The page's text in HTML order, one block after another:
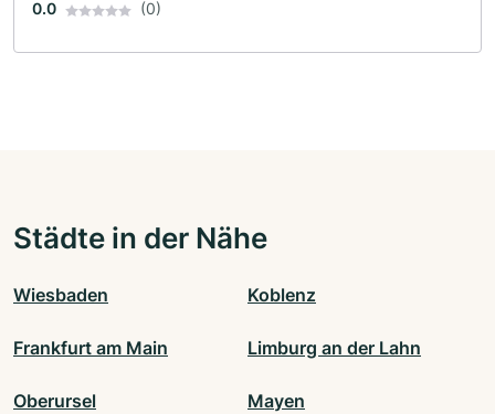
0.0 (0)
Städte in der Nähe
Wiesbaden Koblenz
Frankfurt am Main Limburg an der Lahn
Oberursel Mayen